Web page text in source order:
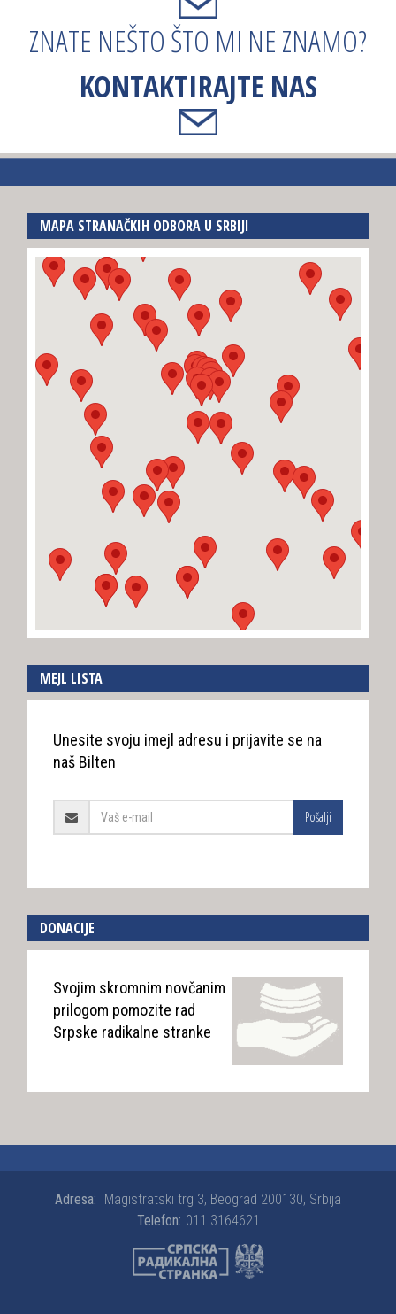
ZNATE NEŠTO ŠTO MI NE ZNAMO?
KONTAKTIRAJTE NAS
MAPA STRANAČKIH ODBORA U SRBIJI
MEJL LISTA
Unesite svoju imejl adresu i prijavite se na
naš Bilten
Pošalji
DONACIJE
Svojim skromnim novčanim
prilogom pomozite rad
Srpske radikalne stranke
Adresa: Magistratski trg 3, Beograd 200130, Srbija
Telefon: 011 3164621